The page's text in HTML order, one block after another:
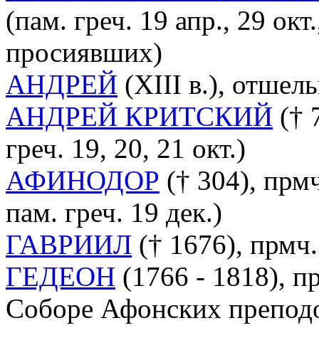
(пам. греч. 19 апр., 29
просиявших)
АНДРЕЙ (XIII в.),
АНДРЕЙ КРИТСКИЙ (†
греч. 19, 20, 21 окт.)
АФИНОДОР († 304),
пам. греч. 19 дек.)
ГАВРИИЛ († 1676),
ГЕДЕОН (1766 - 1818),
Соборе Афонских